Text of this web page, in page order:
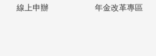
線上申辦 年金改革專區